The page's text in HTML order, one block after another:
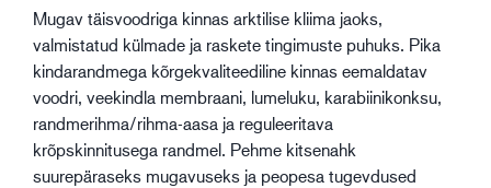
Mugav täisvoodriga kinnas arktilise kliima jaoks,
valmistatud külmade ja raskete tingimuste puhuks. Pika
kindarandmega kõrgekvaliteediline kinnas eemaldatav
voodri, veekindla membraani, lumeluku, karabiinikonksu,
randmerihma/rihma-aasa ja reguleeritava
krõpskinnitusega randmel. Pehme kitsenahk
suurepäraseks mugavuseks ja peopesa tugevdused